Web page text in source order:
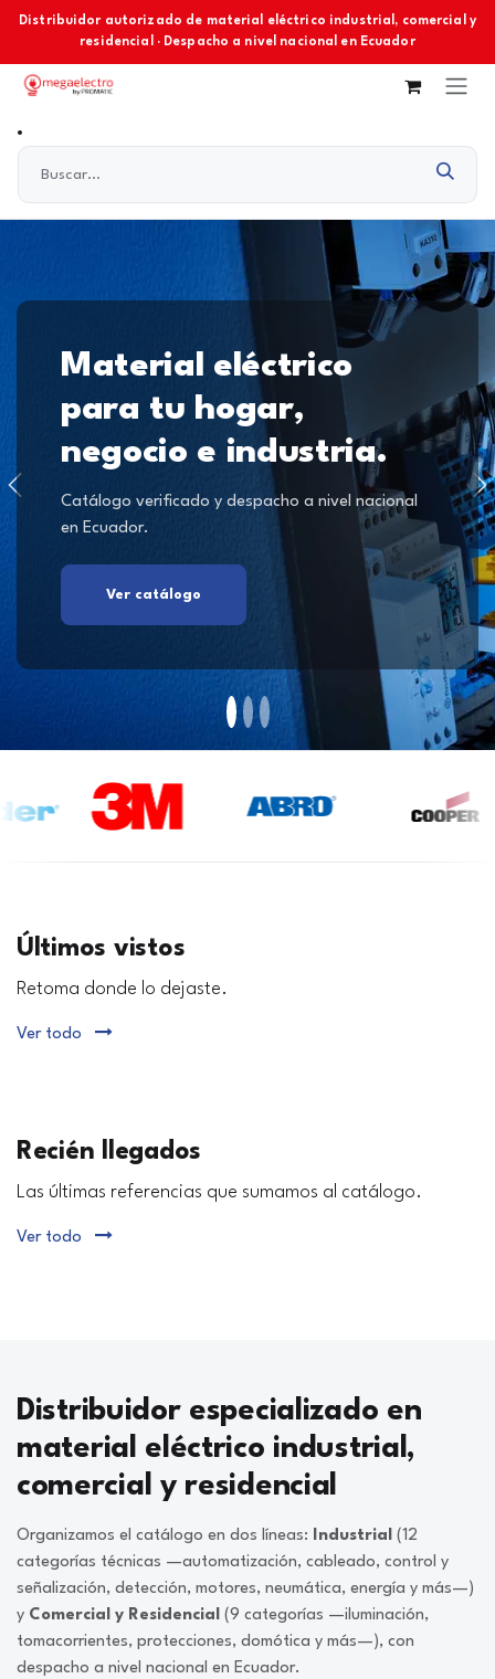
Ir al contenido
Distribuidor autorizado de material eléctrico industrial, comercial y
residencial · Despacho a nivel nacional en Ecuador
Material eléctrico
para tu hogar,
negocio e industria.
Catálogo verificado y despacho a nivel nacional
en Ecuador.
Ver catálogo
Últimos vistos
Retoma donde lo dejaste.
Ver todo
Recién llegados
Las últimas referencias que sumamos al catálogo.
Ver todo
Distribuidor especializado en
material eléctrico industrial,
comercial y residencial
Organizamos el catálogo en dos líneas: Industrial (12
categorías técnicas —automatización, cableado, control y
señalización, detección, motores, neumática, energía y más—)
y Comercial y Residencial (9 categorías —iluminación,
tomacorrientes, protecciones, domótica y más—), con
despacho a nivel nacional en Ecuador.